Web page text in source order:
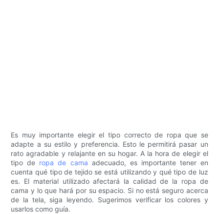
Es muy importante elegir el tipo correcto de ropa que se
adapte a su estilo y preferencia. Esto le permitirá pasar un
rato agradable y relajante en su hogar. A la hora de elegir el
tipo de ropa de cama adecuado, es importante tener en
cuenta qué tipo de tejido se está utilizando y qué tipo de luz
es. El material utilizado afectará la calidad de la ropa de
cama y lo que hará por su espacio. Si no está seguro acerca
de la tela, siga leyendo. Sugerimos verificar los colores y
usarlos como guía.